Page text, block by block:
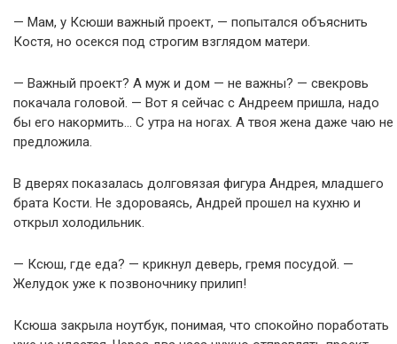
— Мам, у Ксюши важный проект, — попытался объяснить
Костя, но осекся под строгим взглядом матери.
— Важный проект? А муж и дом — не важны? — свекровь
покачала головой. — Вот я сейчас с Андреем пришла, надо
бы его накормить… С утра на ногах. А твоя жена даже чаю не
предложила.
В дверях показалась долговязая фигура Андрея, младшего
брата Кости. Не здороваясь, Андрей прошел на кухню и
открыл холодильник.
— Ксюш, где еда? — крикнул деверь, гремя посудой. —
Желудок уже к позвоночнику прилип!
Ксюша закрыла ноутбук, понимая, что спокойно поработать